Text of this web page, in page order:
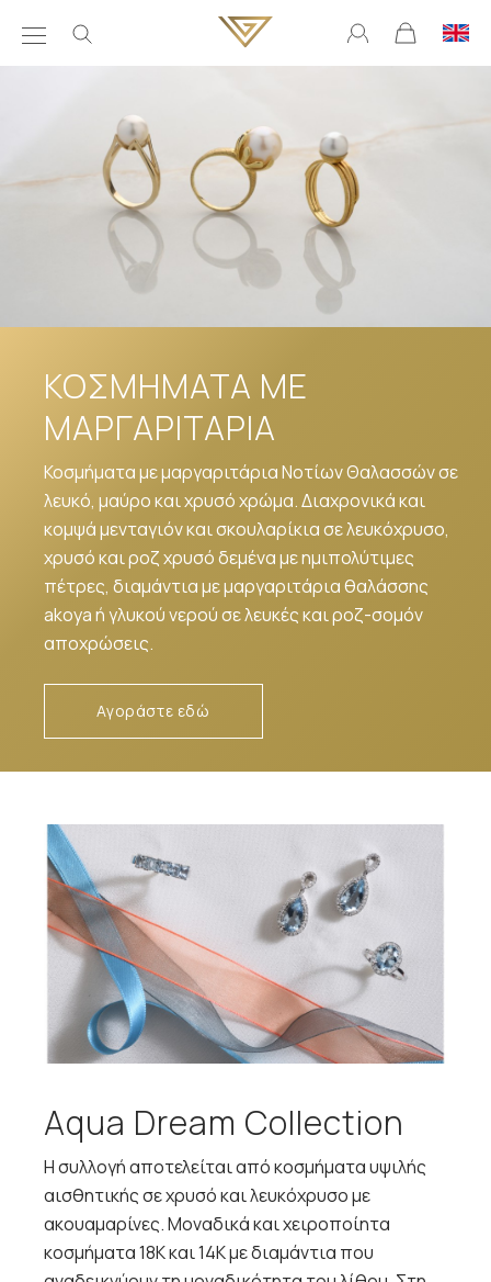
ΚΟΣΜΗΜΑΤΑ ΜΕ
ΜΑΡΓΑΡΙΤΑΡΙΑ
Κοσμήματα με μαργαριτάρια Νοτίων Θαλασσών σε
λευκό, μαύρο και χρυσό χρώμα. Διαχρονικά και
κομψά μενταγιόν και σκουλαρίκια σε λευκόχρυσο,
χρυσό και ροζ χρυσό δεμένα με ημιπολύτιμες
πέτρες, διαμάντια με μαργαριτάρια θαλάσσης
akoya ή γλυκού νερού σε λευκές και ροζ-σομόν
αποχρώσεις.
Αγοράστε εδώ
Aqua Dream Collection
Η συλλογή αποτελείται από κοσμήματα υψιλής
αισθητικής σε χρυσό και λευκόχρυσο με
ακουαμαρίνες. Μοναδικά και χειροποίητα
κοσμήματα 18Κ και 14Κ με διαμάντια που